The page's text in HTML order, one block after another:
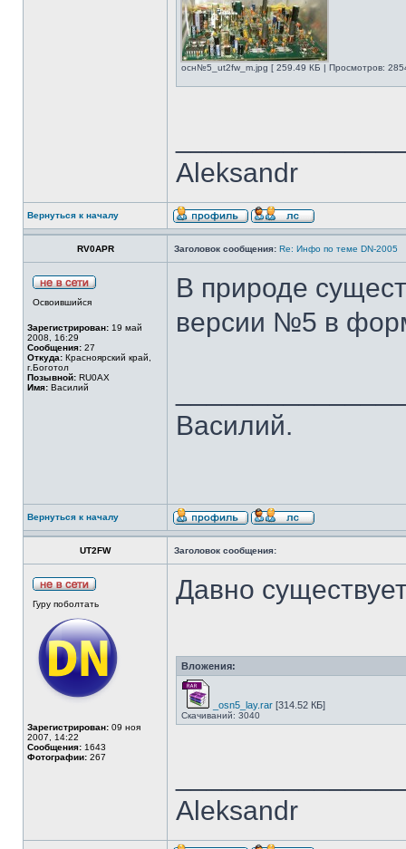
осн№5_ut2fw_m.jpg [ 259.49 КБ | Просмотров:
Aleksandr
Вернуться к началу
RV0APR Заголовок сообщения: Re: Инфо по теме DN-2005
Освоившийся
Зарегистрирован: 19 май
2008, 16:29
Сообщения: 27
Откуда: Красноярский край,
г.Боготол
Позывной: RU0AX
Имя: Василий
В природе
версии №5 в
Василий.
Вернуться к началу
UT2FW Заголовок сообщения:
Гуру поболтать
Зарегистрирован: 09 ноя
2007, 14:22
Сообщения: 1643
Фотографии: 267
Давно
Вложения:
_osn5_lay.rar [314.52 КБ]
Скачиваний: 3040
Aleksandr